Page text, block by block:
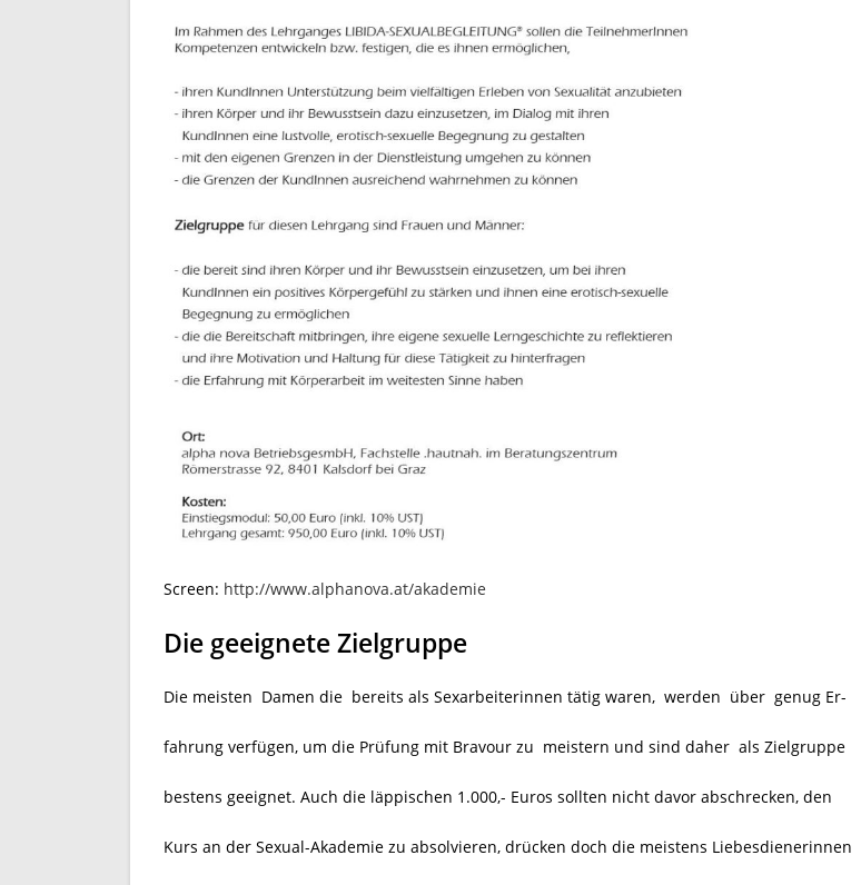
Screen: http://www.alphanova.at/akademie
Die geeignete Zielgruppe
Die meisten Damen die bereits als Sexarbeiterinnen tätig waren, werden über genug Er-
fahrung verfügen, um die Prüfung mit Bravour zu meistern und sind daher als Zielgruppe
bestens geeignet. Auch die läppischen 1.000,- Euros sollten nicht davor abschrecken, den
Kurs an der Sexual-Akademie zu absolvieren, drücken doch die meistens Liebesdienerinnen